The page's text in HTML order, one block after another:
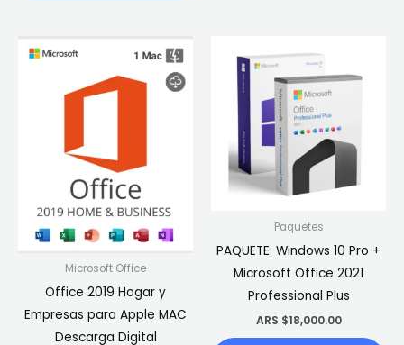
Microsoft Office
Office 2019 Hogar y
Empresas para Apple MAC
Descarga Digital
Paquetes
PAQUETE: Windows 10 Pro +
Microsoft Office 2021
Professional Plus
ARS $18,000.00